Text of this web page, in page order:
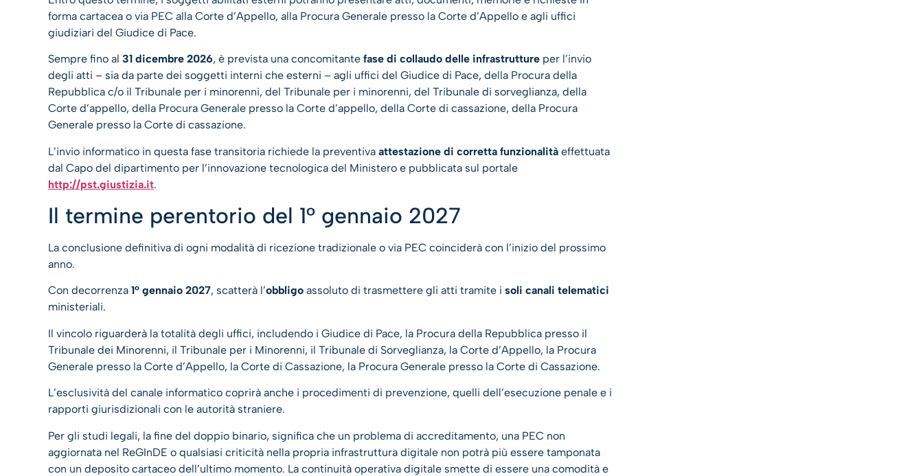
forma cartacea o via PEC alla Corte d’Appello, alla Procura Generale presso la Corte d’Appello e agli uffici
giudiziari del Giudice di Pace.
Sempre fino al 31 dicembre 2026, è prevista una concomitante fase di collaudo delle infrastrutture per l’invio
degli atti – sia da parte dei soggetti interni che esterni – agli uffici del Giudice di Pace, della Procura della
Repubblica c/o il Tribunale per i minorenni, del Tribunale per i minorenni, del Tribunale di sorveglianza, della
Corte d’appello, della Procura Generale presso la Corte d’appello, della Corte di cassazione, della Procura
Generale presso la Corte di cassazione.
L’invio informatico in questa fase transitoria richiede la preventiva attestazione di corretta funzionalità effettuata
dal Capo del dipartimento per l’innovazione tecnologica del Ministero e pubblicata sul portale
http://pst.giustizia.it.
Il termine perentorio del 1° gennaio 2027
La conclusione definitiva di ogni modalità di ricezione tradizionale o via PEC coinciderà con l’inizio del prossimo
anno.
Con decorrenza 1° gennaio 2027, scatterà l’obbligo assoluto di trasmettere gli atti tramite i soli canali telematici
ministeriali.
Il vincolo riguarderà la totalità degli uffici, includendo i Giudice di Pace, la Procura della Repubblica presso il
Tribunale dei Minorenni, il Tribunale per i Minorenni, il Tribunale di Sorveglianza, la Corte d’Appello, la Procura
Generale presso la Corte d’Appello, la Corte di Cassazione, la Procura Generale presso la Corte di Cassazione.
L’esclusività del canale informatico coprirà anche i procedimenti di prevenzione, quelli dell’esecuzione penale e i
rapporti giurisdizionali con le autorità straniere.
Per gli studi legali, la fine del doppio binario, significa che un problema di accreditamento, una PEC non
aggiornata nel ReGInDE o qualsiasi criticità nella propria infrastruttura digitale non potrà più essere tamponata
con un deposito cartaceo dell’ultimo momento. La continuità operativa digitale smette di essere una comodità e